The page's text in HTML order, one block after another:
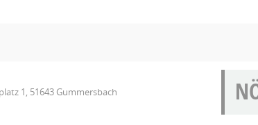
1, 51643 Gummersbach